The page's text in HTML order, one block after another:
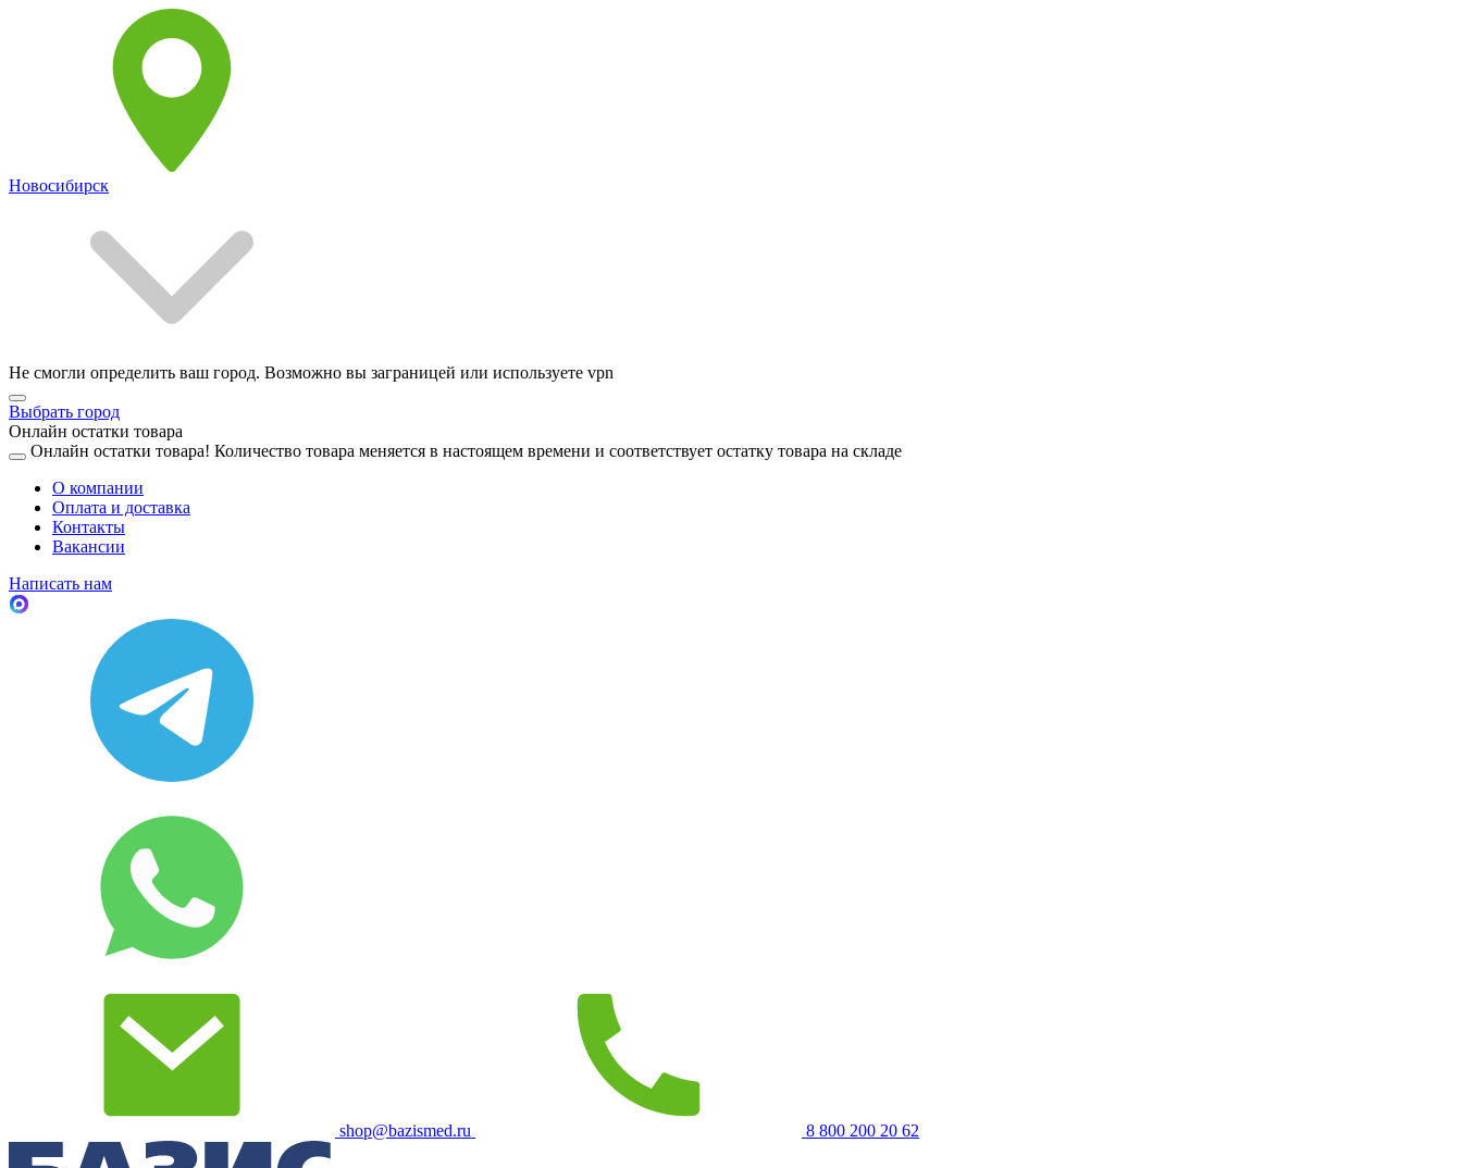
Новосибирск
Не смогли определить ваш город. Возможно вы заграницей или используете vpn
Выбрать город
Онлайн остатки товара
Онлайн остатки товара! Количество товара меняется в настоящем времени и соответствует остатку товара на складе
О компании
Оплата и доставка
Контакты
Вакансии
Написать нам
shop@bazismed.ru 8 800 200 20 62